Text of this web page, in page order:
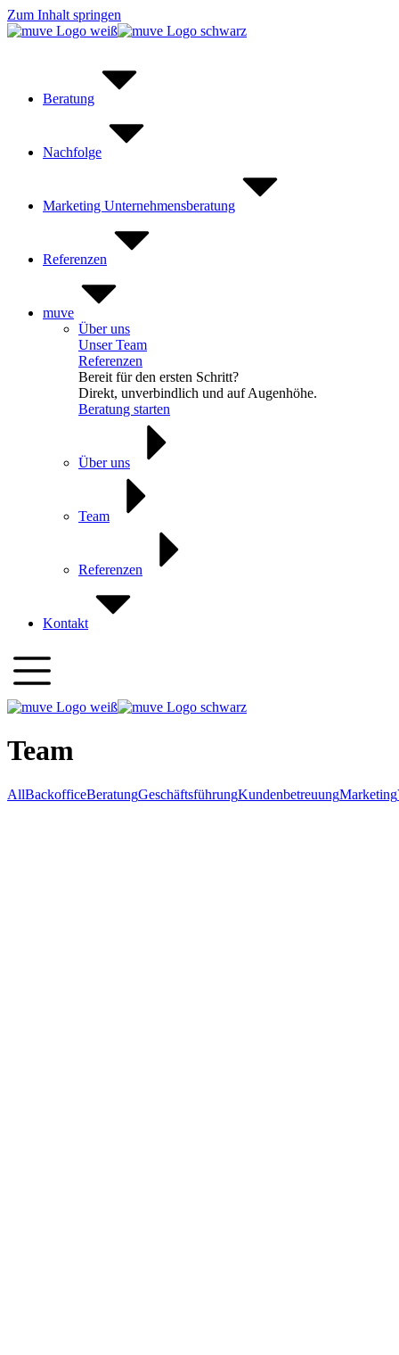
Zum Inhalt springen
Beratung
Nachfolge
Marketing Unternehmensberatung
Referenzen
muve
Über uns
Unser Team
Referenzen
Bereit für den ersten Schritt?
Direkt, unverbindlich und auf Augenhöhe.
Beratung starten
Über uns
Team
Referenzen
Kontakt
Team
AllBackofficeBeratungGeschäftsführungKundenbetreuungMarketing